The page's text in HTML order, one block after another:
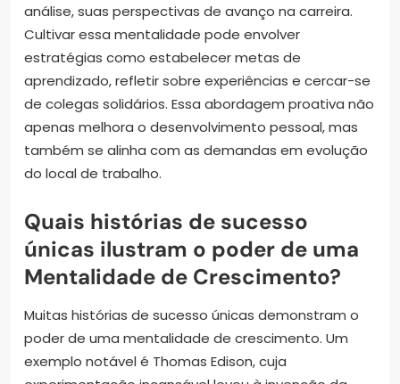
análise, suas perspectivas de avanço na carreira.
Cultivar essa mentalidade pode envolver
estratégias como estabelecer metas de
aprendizado, refletir sobre experiências e cercar-se
de colegas solidários. Essa abordagem proativa não
apenas melhora o desenvolvimento pessoal, mas
também se alinha com as demandas em evolução
do local de trabalho.
Quais histórias de sucesso
únicas ilustram o poder de uma
Mentalidade de Crescimento?
Muitas histórias de sucesso únicas demonstram o
poder de uma mentalidade de crescimento. Um
exemplo notável é Thomas Edison, cuja